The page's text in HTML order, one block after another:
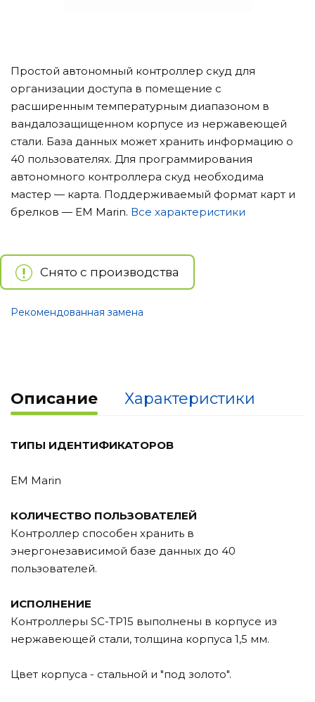
Простой автономный контроллер скуд для
организации доступа в помещение с
расширенным температурным диапазоном в
вандалозащищенном корпусе из нержавеющей
стали. База данных может хранить информацию о
40 пользователях. Для программирования
автономного контроллера скуд необходима
мастер — карта. Поддерживаемый формат карт и
брелков — EM Marin. Все характеристики
Снято с производства
Рекомендованная замена
Описание Характеристики
ТИПЫ ИДЕНТИФИКАТОРОВ
EM Marin
КОЛИЧЕСТВО ПОЛЬЗОВАТЕЛЕЙ
Контроллер способен хранить в
энергонезависимой базе данных до 40
пользователей.
ИСПОЛНЕНИЕ
Контроллеры SC-TP15 выполнены в корпусе из
нержавеющей стали, толщина корпуса 1,5 мм.
Цвет корпуса - стальной и "под золото".